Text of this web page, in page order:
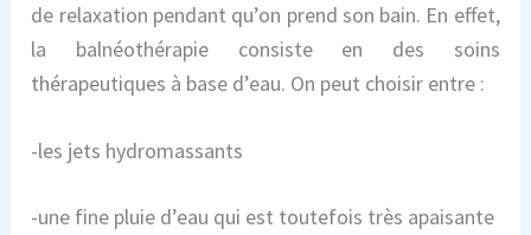
de relaxation pendant qu’on prend son bain. En effet,
la balnéothérapie consiste en des soins
thérapeutiques à base d’eau. On peut choisir entre :
-les jets hydromassants
-une fine pluie d’eau qui est toutefois très apaisante